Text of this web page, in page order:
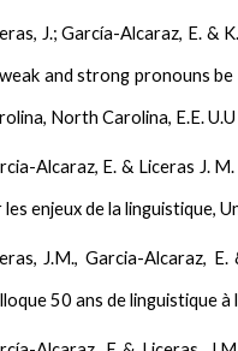
J.;García-Alcaraz, E. &
and strong pronouns be
North Carolina, E.E.
Alcaraz, E. & Liceras J.
les enjeux de la linguistique,
J.M.,Garcia-Alcaraz, E.
50 ans de linguistique